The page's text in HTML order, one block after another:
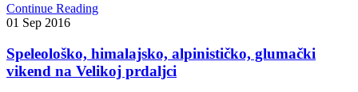
Continue Reading
01 Sep 2016
Speleološko, himalajsko, alpinističko, glumački
vikend na Velikoj prdaljci